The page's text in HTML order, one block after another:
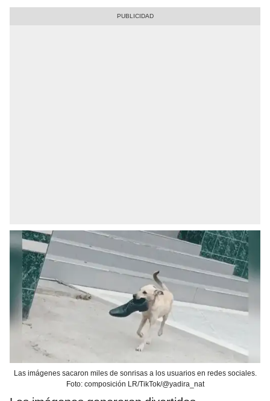
Las imágenes sacaron miles de sonrisas a los usuarios en redes sociales.
Foto: composición LR/TikTok/@yadira_nat